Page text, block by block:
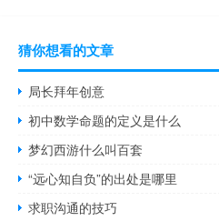
猜你想看的文章
局长拜年创意
初中数学命题的定义是什么
梦幻西游什么叫百套
“远心知自负”的出处是哪里
求职沟通的技巧